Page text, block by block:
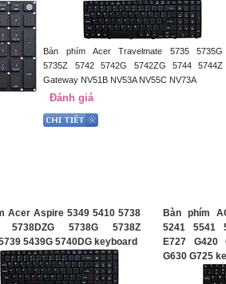
Bàn phím Acer Travelmate 5735 5735G
5735Z 5742 5742G 5742ZG 5744 5744Z
Gateway NV51B NV53A NV55C NV73A
Đánh giá
Acer Aspire 5349 5410 5738
5738DZG 5738G 5738Z
5439G 5740DG keyboard
Bàn phím
5241 5541
E727 G420
G630 G725